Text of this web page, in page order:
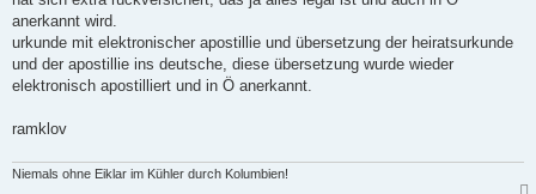
anerkannt wird.
urkunde mit elektronischer apostillie und übersetzung der heiratsurkunde
und der apostillie ins deutsche, diese übersetzung wurde wieder
elektronisch apostilliert und in Ö anerkannt.
ramklov
Niemals ohne Eiklar im Kühler durch Kolumbien!